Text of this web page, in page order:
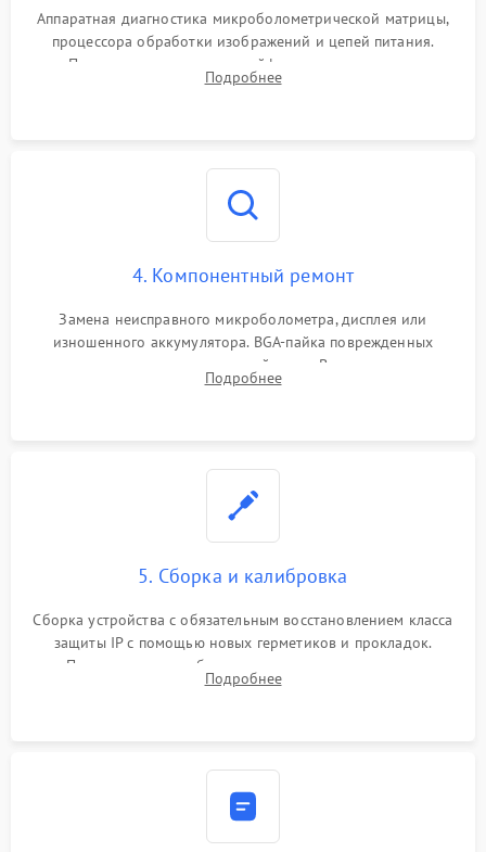
Аппаратная диагностика микроболометрической матрицы,
процессора обработки изображений и цепей питания.
Проверка целостности шлейфов, модуля памяти и
интерфейсов связи. Выявление сгоревших SMD-компонентов
Подробнее
4. Компонентный ремонт
Замена неисправного микроболометра, дисплея или
изношенного аккумулятора. BGA-пайка поврежденных
контроллеров на материнской плате. Восстановление
разъемов и кнопок, замена поврежденных элементов
Подробнее
5. Сборка и калибровка
Сборка устройства с обязательным восстановлением класса
защиты IP с помощью новых герметиков и прокладок.
Программная калибровка матрицы по эталонному
абсолютно черному телу для точного измерения температур.
Подробнее